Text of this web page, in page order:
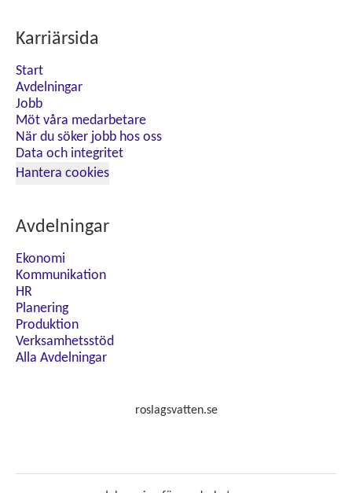
Karriärsida
Start
Avdelningar
Jobb
Möt våra medarbetare
När du söker jobb hos oss
Data och integritet
Hantera cookies
Avdelningar
Ekonomi
Kommunikation
HR
Planering
Produktion
Verksamhetsstöd
Alla Avdelningar
roslagsvatten.se